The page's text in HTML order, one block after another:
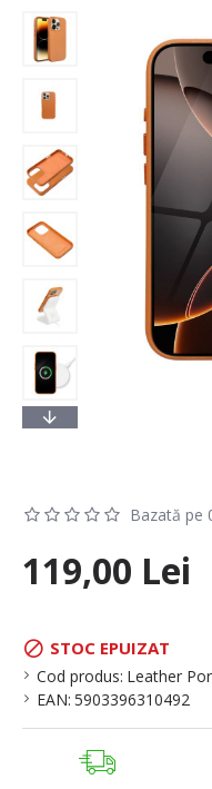
STOC EPUIZAT
Cod produs: Leather
EAN: 5903396310492
Bazată pe
119,00 Lei